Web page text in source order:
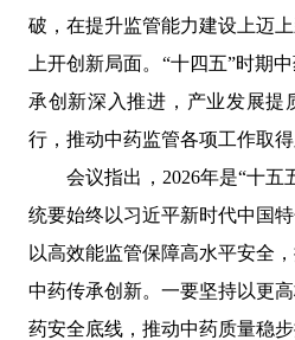
破，在提升监管能力建设上迈
上开创新局面。“十四五”时期
承创新深入推进，产业发展提
行，推动中药监管各项工作取得
会议指出，2026年是“十五
统要始终以习近平新时代中国
以高效能监管保障高水平安全
中药传承创新。一要坚持以更
药安全底线，推动中药质量稳